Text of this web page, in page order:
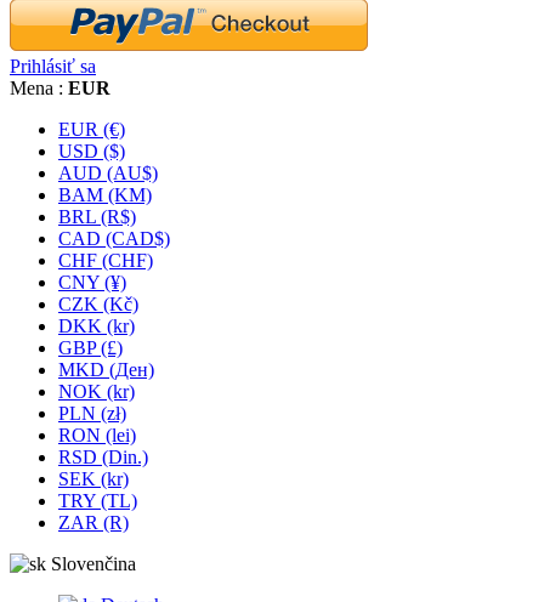
Prihlásiť sa
Mena : EUR
EUR (€)
USD ($)
AUD (AU$)
BAM (KM)
BRL (R$)
CAD (CAD$)
CHF (CHF)
CNY (¥)
CZK (Kč)
DKK (kr)
GBP (£)
MKD (Ден)
NOK (kr)
PLN (zł)
RON (lei)
RSD (Din.)
SEK (kr)
TRY (TL)
ZAR (R)
Slovenčina